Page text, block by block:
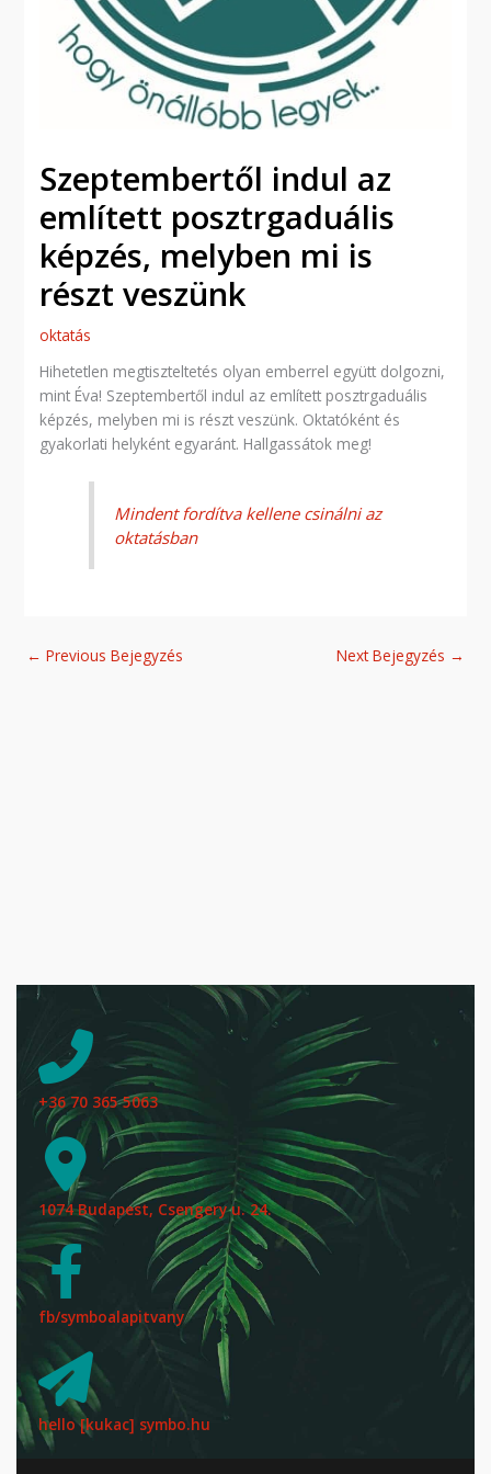
Szeptembertől indul az
említett posztrgaduális
képzés, melyben mi is
részt veszünk
oktatás
Hihetetlen megtiszteltetés olyan emberrel együtt dolgozni,
mint Éva! Szeptembertől indul az említett posztrgaduális
képzés, melyben mi is részt veszünk. Oktatóként és
gyakorlati helyként egyaránt. Hallgassátok meg!
Mindent fordítva kellene csinálni az
oktatásban
← Previous Bejegyzés Next Bejegyzés →
+36 70 365 5063
1074 Budapest, Csengery u. 24.
fb/symboalapitvany
hello [kukac] symbo.hu